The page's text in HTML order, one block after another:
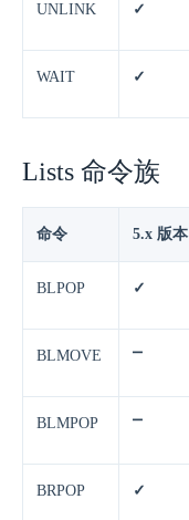
UNLINK ✓
WAIT ✓
Lists 命令族
命令 5.x 版本
BLPOP ✓
BLMOVE ⎻
BLMPOP ⎻
BRPOP ✓